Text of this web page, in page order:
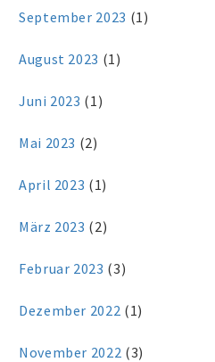
September 2023 (1)
August 2023 (1)
Juni 2023 (1)
Mai 2023 (2)
April 2023 (1)
März 2023 (2)
Februar 2023 (3)
Dezember 2022 (1)
November 2022 (3)